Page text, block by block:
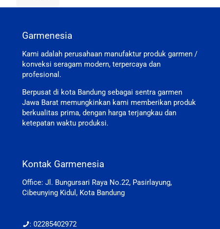
Garmenesia
Kami adalah perusahaan manufaktur produk garmen /
konveksi seragam modern, terpercaya dan
profesional.
Berpusat di kota Bandung sebagai sentra garmen
Jawa Barat memungkinkan kami memberikan produk
berkualitas prima, dengan harga terjangkau dan
ketepatan waktu produksi.
Kontak Garmenesia
Office: Jl. Bungursari Raya No.22, Pasirlayung,
Cibeunying Kidul, Kota Bandung
: 02285402972